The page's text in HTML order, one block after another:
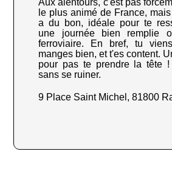
Aux alentours, c'est pas
le plus animé de France,
a du bon, idéale pour te
une journée bien remplie
ferroviaire. En bref, tu
manges bien, et t'es content.
pour pas te prendre la tête
sans se ruiner.
9 Place Saint Michel, 81800